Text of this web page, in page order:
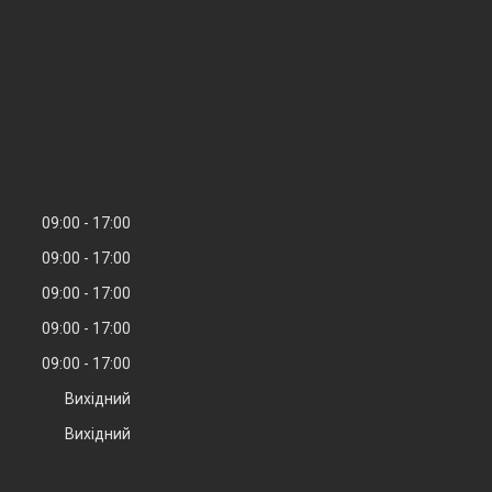
09:00
17:00
09:00
17:00
09:00
17:00
09:00
17:00
09:00
17:00
Вихідний
Вихідний